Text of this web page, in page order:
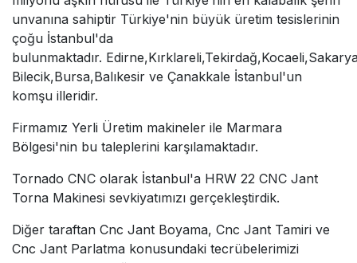
unvanına sahiptir Türkiye'nin büyük üretim tesislerinin
çoğu İstanbul'da
bulunmaktadır.
Bilecik,Bursa,Balıkesir ve Çanakkale İstanbul'un
komşu illeridir.
Firmamız Yerli Üretim makineler ile Marmara
Bölgesi'nin bu taleplerini karşılamaktadır.
Tornado CNC olarak İstanbul'a HRW 22 CNC Jant
Torna Makinesi sevkiyatımızı gerçekleştirdik.
Diğer taraftan Cnc Jant Boyama, Cnc Jant Tamiri ve
Cnc Jant Parlatma konusundaki tecrübelerimizi